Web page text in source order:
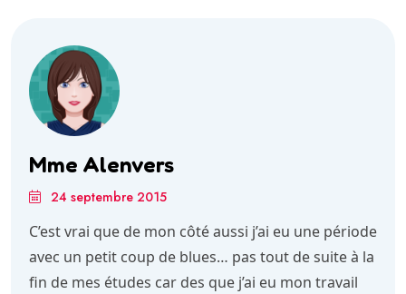
Mme Alenvers
24 septembre 2015
C’est vrai que de mon côté aussi j’ai eu une période
avec un petit coup de blues… pas tout de suite à la
fin de mes études car des que j’ai eu mon travail